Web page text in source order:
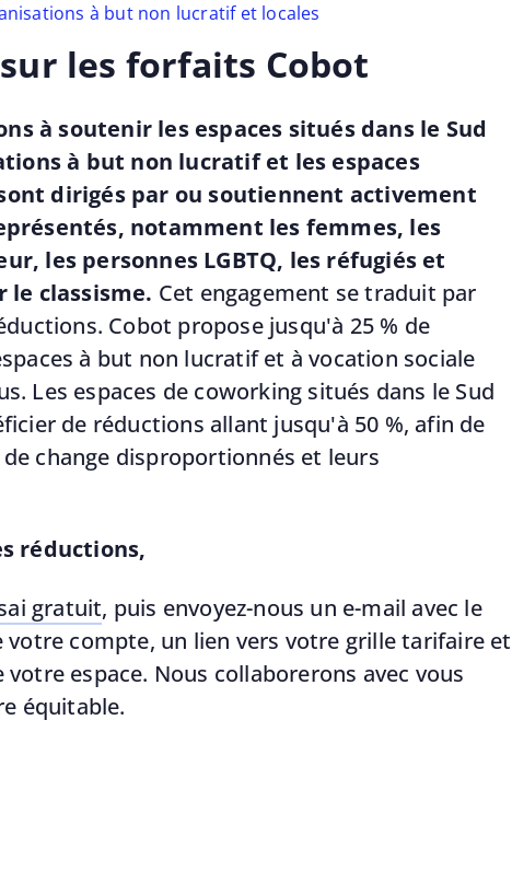
à but non lucratif et locales
les forfaits Cobot
à soutenir les espaces situés dans le Sud
à but non lucratif et les espaces
dirigés par ou soutiennent activement
notamment les femmes, les
les personnes LGBTQ, les réfugiés et
le classisme. Cet engagement se traduit par
Cobot propose jusqu'à 25 % de
à but non lucratif et à vocation sociale
Les espaces de coworking situés dans le Sud
de réductions allant jusqu'à 50 %, afin de
change disproportionnés et leurs
réductions,
gratuit, puis envoyez-nous un e-mail avec le
votre compte, un lien vers votre grille tarifaire et
espace. Nous collaborerons avec vous
équitable.